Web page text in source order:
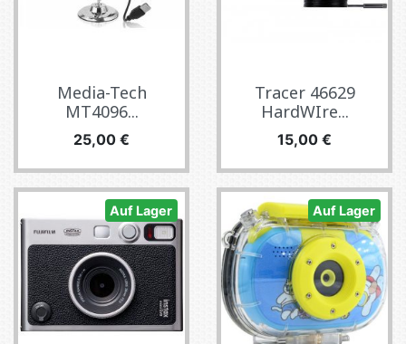
Media-Tech
MT4096...
Preis
25,00 €
Tracer 46629
HardWIre...
Preis
15,00 €
Auf Lager Auf Lager